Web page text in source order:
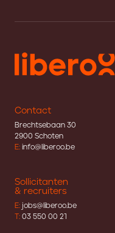
Contact
Brechtsebaan 30
2900 Schoten
E: info@liberoo.be
Sollicitanten
& recruiters
E: jobs@liberoo.be
T: 03 550 00 21